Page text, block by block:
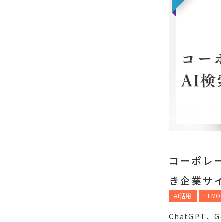
コーポレ
き企業サ
AI活用 LLMO
ChatGPT、